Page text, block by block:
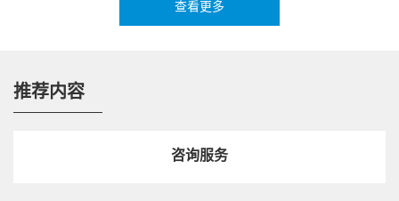
测试环境和实验室服务
ZTE的测试专家将协助进行精确需求分析，开发测试方案，
查看更多
推荐内容
咨询服务